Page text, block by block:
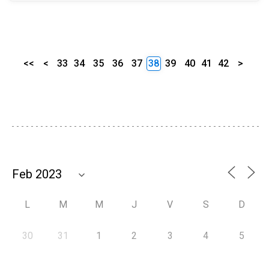
<< < 33 34 35 36 37 38 39 40 41 42 >
L M M J V S D
30 31 1 2 3 4 5